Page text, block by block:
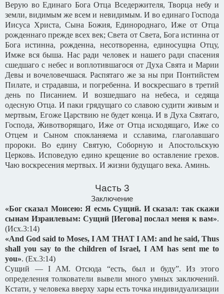
Верую во Единаго Бога Отца Вседержителя, Творца небу и
земли, видимым же всем и невидимым. И во единаго Господа
Иисуса Христа, Сына Божия, Единороднаго, Иже от Отца
рожденнаго прежде всех век; Света от Света, Бога истинна от
Бога истинна, рожденна, несотворенна, единосущна Отцу,
Имже вся быша. Нас ради человек и нашего ради спасения
сшедшаго с небес и воплотившагося от Духа Свята и Марии
Девы и вочеловечшася. Распятаго же за ны при Понтийстем
Пилате, и страдавша, и погребенна. И воскресшаго в третий
день по Писанием. И возшедшаго на небеса, и седяща
одесную Отца. И паки грядущаго со славою судити живым и
мертвым, Егоже Царствию не будет конца. И в Духа Святаго,
Господа, Животворящаго, Иже от Отца исходящаго, Иже со
Отцем и Сыном спокланяема и сславима, глаголавшаго
пророки. Во едину Святую, Соборную и Апостольскую
Церковь. Исповедую едино крещение во оставление грехов.
Чаю воскресения мертвых. И жизни будущаго века. Аминь.
Часть 3
Заключение
«Бог сказал Моисею: Я есмь Сущий. И сказал: так скажи
сынам Израилевым: Сущий [Иегова] послал меня к вам».
(Исх.3:14)
«And God said to Moses, I AM THAT I AM: and he said, Thus
shall you say to the children of Israel, I AM has sent me to
you». (Ex.3:14)
Сущий — I AM. Отсюда “есть, был и буду”. Из этого
определения толкователи вывели много умных заключений.
Кстати, у человека вверху хары есть точка индивидуализации